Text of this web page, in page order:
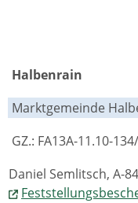
Halbenrain
Marktgemeinde
GZ.: FA13A-11.10-
Daniel Semlitsch, A-